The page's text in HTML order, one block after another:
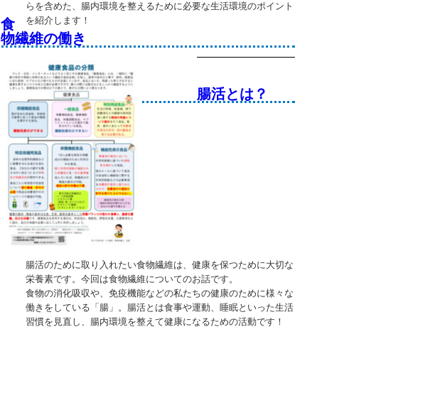
らを含めた、腸内環境を整えるために必要な生活環境のポイント
を紹介します！
食
物繊維の働き
腸活のために取り入れたい食物繊維は、健康を保つために大切な
栄養素です。今回は食物繊維についてのお話です。
腸活とは？
食物の消化吸収や、免疫機能などの私たちの健康のために様々な
働きをしている「腸」。腸活とは食事や運動、睡眠といった生活
習慣を見直し、腸内環境を整えて健康になるための活動です！